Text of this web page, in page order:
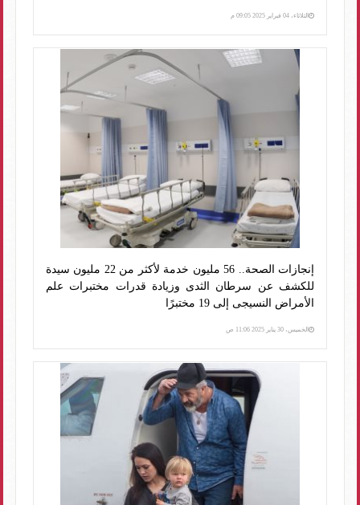
الثلاثاء، 04 فبراير 2025 09:05 م
إنجازات الصحة.. 56 مليون خدمة لأكثر من 22 مليون سيدة
للكشف عن سرطان الثدى وزيادة قدرات مختبرات علم
الأمراض النسيجى إلى 19 مختبرًا
الخميس، 30 يناير 2025 11:06 ص